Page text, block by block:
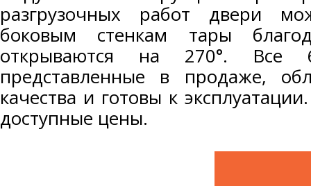
разгрузочных работ двери
боковым стенкам тары
открываются на 270°. Все
представленные в продаже,
качества и готовы к
доступные цены.